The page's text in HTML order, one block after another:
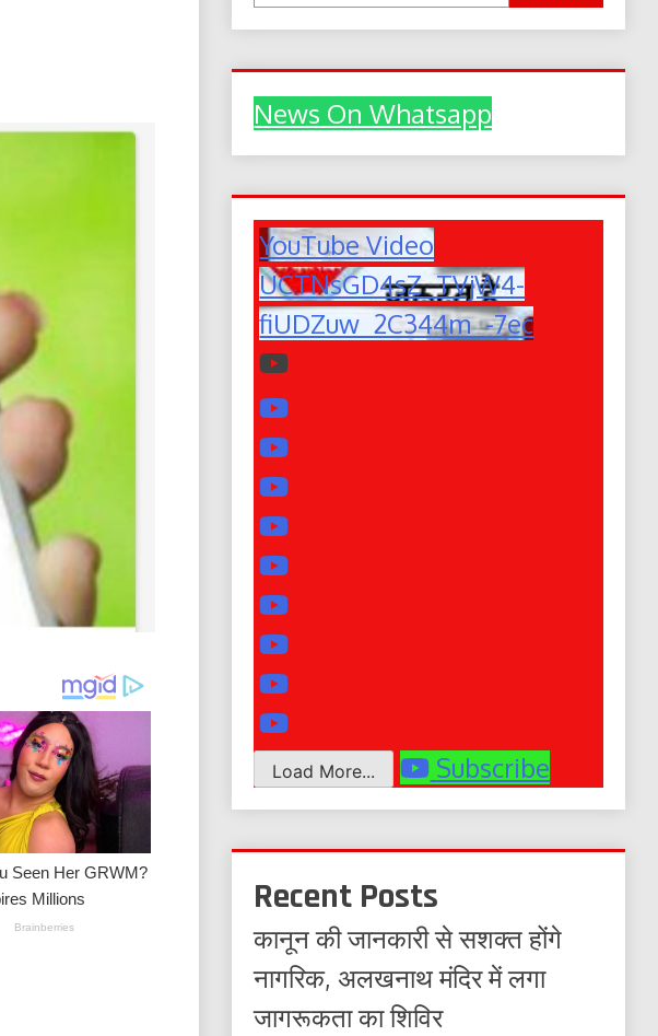
News On Whatsapp
YouTube Video
UCTNsGD4sZ_TVjW4-
fiUDZuw_2C344m_-7ec
Load More... Subscribe
Recent Posts
कानून की जानकारी से सशक्त होंगे
नागरिक, अलखनाथ मंदिर में लगा
जागरूकता का शिविर